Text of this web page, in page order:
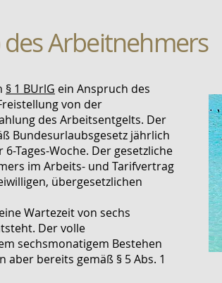
Arbeitnehmers
§ 1 BUrlG ein Anspruch des
von der
des Arbeitsentgelts. Der
Bundesurlaubsgesetz jährlich
Tages-Woche. Der gesetzliche
im Arbeits- und Tarifvertrag
übergesetzlichen
Wartezeit von sechs
Der volle
sechsmonatigem Bestehen
bereits gemäß § 5 Abs. 1